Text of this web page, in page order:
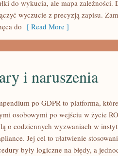
do wykucia, ale mapa zależności.
wyczucie z precyzją zapisu.
do [ Read More ]
i naruszenia
po GDPR to platforma,
osobowymi po wejściu w życie
o codziennych wyzwaniach w
Jej cel to ułatwienie
były logiczne na błędy, a